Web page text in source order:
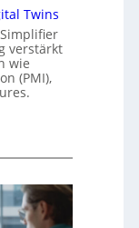
Twins
verstärkt
wie
(PMI),